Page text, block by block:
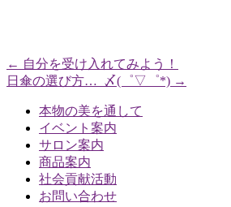
← 自分を受け入れてみよう！
日傘の選び方…_〆(゜▽゜*) →
本物の美を通して
イベント案内
サロン案内
商品案内
社会貢献活動
お問い合わせ